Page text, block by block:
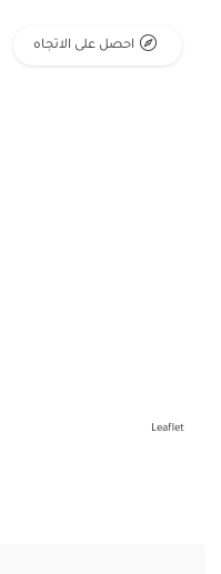
Leaflet
احصل على الاتجاه